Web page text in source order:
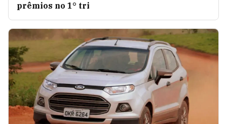
prêmios no 1° tri